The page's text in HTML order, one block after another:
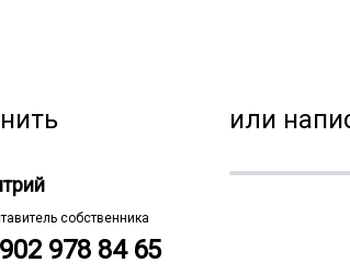
собственника
978 84 65
или